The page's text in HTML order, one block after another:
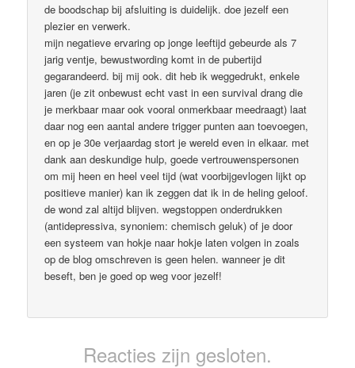
de boodschap bij afsluiting is duidelijk. doe jezelf een
plezier en verwerk.
mijn negatieve ervaring op jonge leeftijd gebeurde als 7
jarig ventje, bewustwording komt in de pubertijd
gegarandeerd. bij mij ook. dit heb ik weggedrukt, enkele
jaren (je zit onbewust echt vast in een survival drang die
je merkbaar maar ook vooral onmerkbaar meedraagt) laat
daar nog een aantal andere trigger punten aan toevoegen,
en op je 30e verjaardag stort je wereld even in elkaar. met
dank aan deskundige hulp, goede vertrouwenspersonen
om mij heen en heel veel tijd (wat voorbijgevlogen lijkt op
positieve manier) kan ik zeggen dat ik in de heling geloof.
de wond zal altijd blijven. wegstoppen onderdrukken
(antidepressiva, synoniem: chemisch geluk) of je door
een systeem van hokje naar hokje laten volgen in zoals
op de blog omschreven is geen helen. wanneer je dit
beseft, ben je goed op weg voor jezelf!
Reacties zijn gesloten.